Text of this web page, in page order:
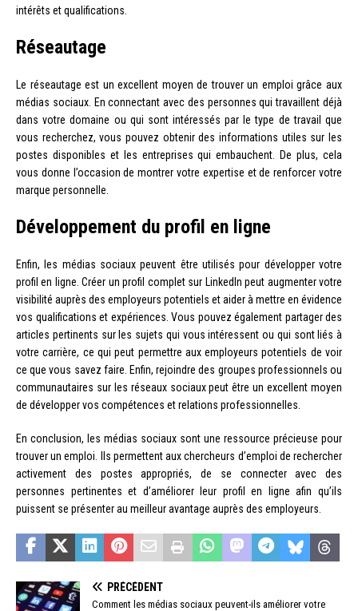
intérêts et qualifications.
Réseautage
Le réseautage est un excellent moyen de trouver un emploi grâce aux
médias sociaux. En connectant avec des personnes qui travaillent déjà
dans votre domaine ou qui sont intéressés par le type de travail que
vous recherchez, vous pouvez obtenir des informations utiles sur les
postes disponibles et les entreprises qui embauchent. De plus, cela
vous donne l’occasion de montrer votre expertise et de renforcer votre
marque personnelle.
Développement du profil en ligne
Enfin, les médias sociaux peuvent être utilisés pour développer votre
profil en ligne. Créer un profil complet sur LinkedIn peut augmenter votre
visibilité auprès des employeurs potentiels et aider à mettre en évidence
vos qualifications et expériences. Vous pouvez également partager des
articles pertinents sur les sujets qui vous intéressent ou qui sont liés à
votre carrière, ce qui peut permettre aux employeurs potentiels de voir
ce que vous savez faire. Enfin, rejoindre des groupes professionnels ou
communautaires sur les réseaux sociaux peut être un excellent moyen
de développer vos compétences et relations professionnelles.
En conclusion, les médias sociaux sont une ressource précieuse pour
trouver un emploi. Ils permettent aux chercheurs d’emploi de rechercher
activement des postes appropriés, de se connecter avec des
personnes pertinentes et d’améliorer leur profil en ligne afin qu’ils
puissent se présenter au meilleur avantage auprès des employeurs.
PRÉCÉDENT
Comment les médias sociaux peuvent-ils améliorer votre